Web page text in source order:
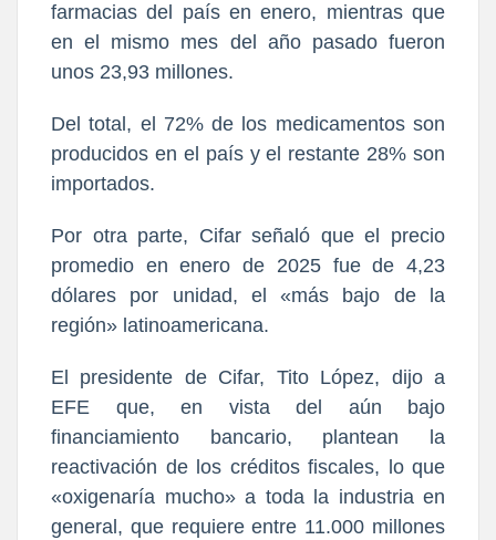
farmacias del país en enero, mientras que
en el mismo mes del año pasado fueron
unos 23,93 millones.
Del total, el 72% de los medicamentos son
producidos en el país y el restante 28% son
importados.
Por otra parte, Cifar señaló que el precio
promedio en enero de 2025 fue de 4,23
dólares por unidad, el «más bajo de la
región» latinoamericana.
El presidente de Cifar, Tito López, dijo a
EFE que, en vista del aún bajo
financiamiento bancario, plantean la
reactivación de los créditos fiscales, lo que
«oxigenaría mucho» a toda la industria en
general, que requiere entre 11.000 millones